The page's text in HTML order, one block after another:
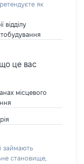
як
відділу
це вас
місцевого
займають
становище,